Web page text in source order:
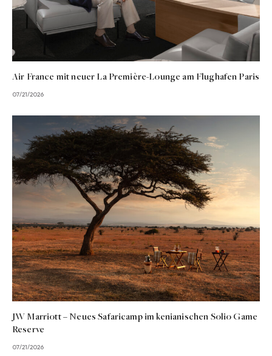
Air France mit neuer La Première-Lounge am Flughafen Paris
07/21/2026
JW Marriott – Neues Safaricamp im kenianischen Solio Game
Reserve
07/21/2026